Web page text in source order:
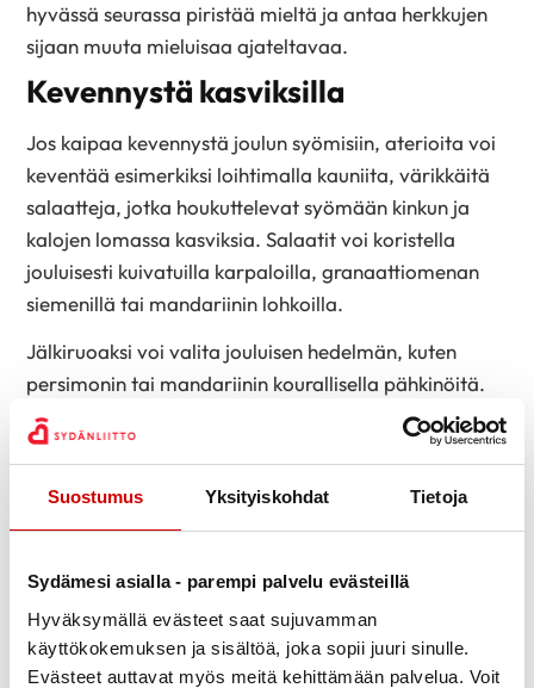
Suostumus Yksityiskohdat Tietoja
Sydämesi asialla - parempi palvelu evästeillä
Hyväksymällä evästeet saat sujuvamman
käyttökokemuksen ja sisältöä, joka sopii juuri sinulle.
Evästeet auttavat myös meitä kehittämään palvelua. Voit
hyvässä seurassa piristää mieltä ja antaa herkkujen
sijaan muuta mieluisaa ajateltavaa.
Kevennystä kasviksilla
Jos kaipaa kevennystä joulun syömisiin, aterioita voi
keventää esimerkiksi loihtimalla kauniita, värikkäitä
salaatteja, jotka houkuttelevat syömään kinkun ja
kalojen lomassa kasviksia. Salaatit voi koristella
jouluisesti kuivatuilla karpaloilla, granaattiomenan
siemenillä tai mandariinin lohkoilla.
Jälkiruoaksi voi valita jouluisen hedelmän, kuten
persimonin tai mandariinin kourallisella pähkinöitä.
Kevyt luumukeitto tai -rahka sopii makean ystävälle –
keittoon voi hyvillä mielin lorauttaa hieman
ripotella piparkakkumurusia. Leivonnaispuolella voi
rasvamäärä on hillitympi kuin voitaikinaan
leivottujen.
Väli- ja hiukopalaksi kannattaa ensiksi kaivaa esille